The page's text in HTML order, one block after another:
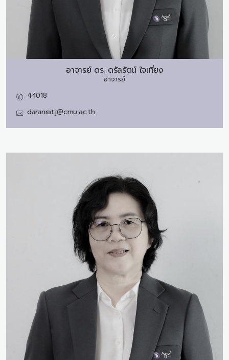
อาจารย์ ดร. ดรัลรัตน์ ใจเที่ยง
อาจารย์
44018
daranrat.j@cmu.ac.th